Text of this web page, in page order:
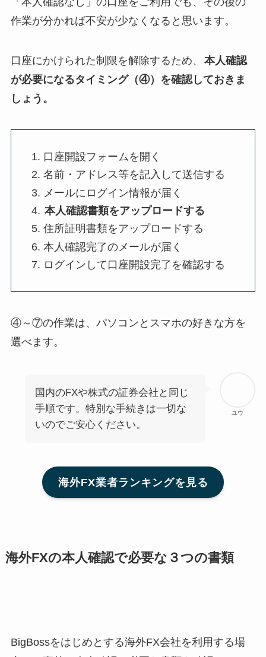
作業が分かれば不安が少なくなると思います。
口座にかけられた制限を解除するため、
本人確認
が必要になるタイミング（④）を確認しておきま
しょう。
口座開設フォームを開く
名前・アドレス等を記入して送信する
メールにログイン情報が届く
本人確認書類をアップロードする
住所証明書類をアップロードする
本人確認完了のメールが届く
ログインして口座開設完了を確認する
④～⑦の作業は、パソコンとスマホの好きな方を
選べます。
ユウ
国内のFXや株式の証券会社と同じ
手順です。特別な手続きは一切な
いのでご安心ください。
海外FX業者ランキングを見る
海外FXの本人確認で必要な３つの書類
BigBossをはじめとする海外FX会社を利用する場